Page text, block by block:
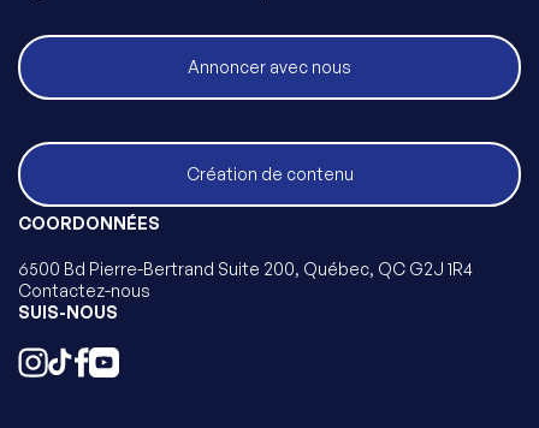
Annoncer avec nous
Création de contenu
COORDONNÉES
6500 Bd Pierre-Bertrand Suite 200, Québec, QC G2J 1R4
Contactez-nous
SUIS-NOUS